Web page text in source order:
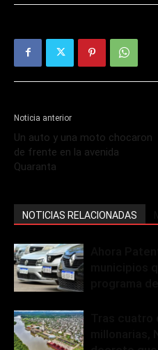
Noticia anterior
Un auto y una moto chocaron
de frente en la avenida
Quaranta
NOTICIAS RELACIONADAS